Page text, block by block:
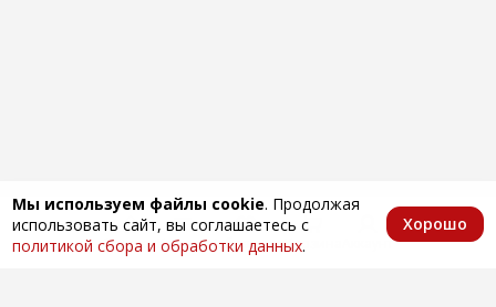
Мы используем файлы cookie. Продолжая
использовать сайт, вы соглашаетесь с
политикой сбора и обработки данных.
Хорошо
Главная КаталогИзбранноеКорзина Аккаунт